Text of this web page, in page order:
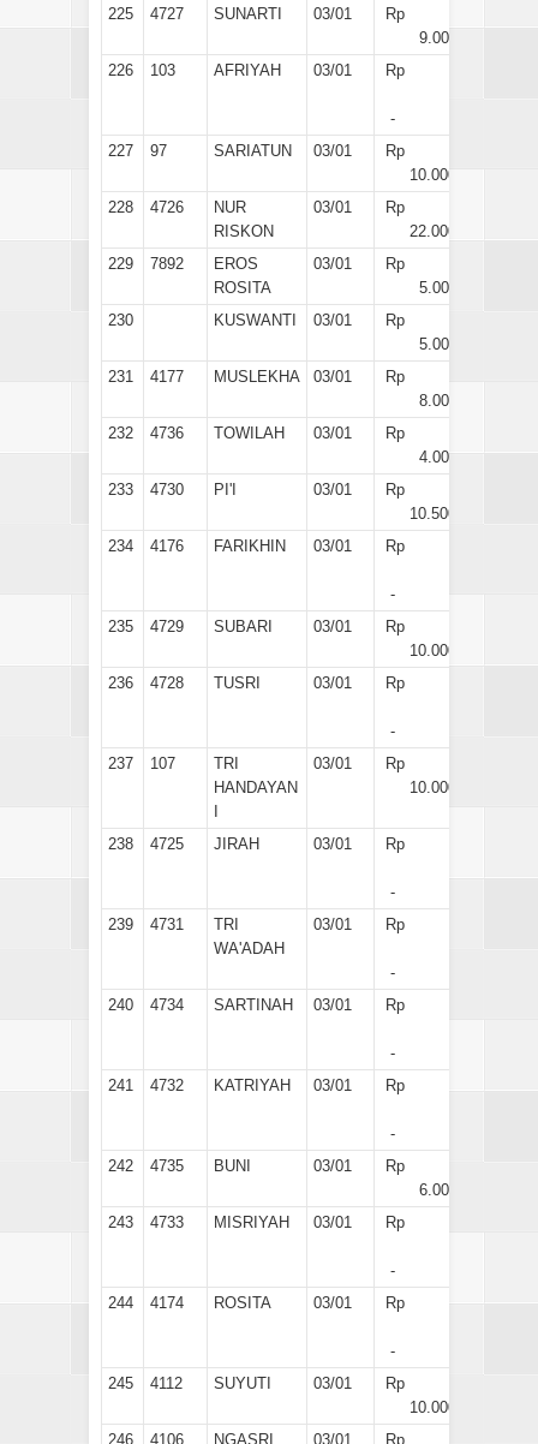
225
4727 SUNARTI 03/01
Rp
9.000
226
103 AFRIYAH 03/01 Rp
-
227
97 SARIATUN 03/01
Rp
10.000
228
4726
NUR
RISKON
03/01
Rp
22.000
229
7892
EROS
ROSITA
03/01
Rp
5.000
230
KUSWANTI 03/01
Rp
5.000
231
4177 MUSLEKHA 03/01
Rp
8.000
232
4736 TOWILAH 03/01
Rp
4.000
233
4730 PI'I 03/01
Rp
10.500
234
4176 FARIKHIN 03/01 Rp
-
235
4729 SUBARI 03/01
Rp
10.000
236
4728 TUSRI 03/01 Rp
-
237
107
TRI
HANDAYAN
03/01
Rp
10.000
238 4725 JIRAH 03/01 Rp
-
239
4731
TRI
WA'ADAH
03/01 Rp
-
240
4734 SARTINAH 03/01 Rp
-
241
4732 KATRIYAH 03/01 Rp
-
242
4735 BUNI 03/01
Rp
6.000
243
4733 MISRIYAH 03/01 Rp
-
244
4174 ROSITA 03/01 Rp
-
245
4112 SUYUTI 03/01
Rp
10.000
246
4106 NGASRI 03/01 Rp